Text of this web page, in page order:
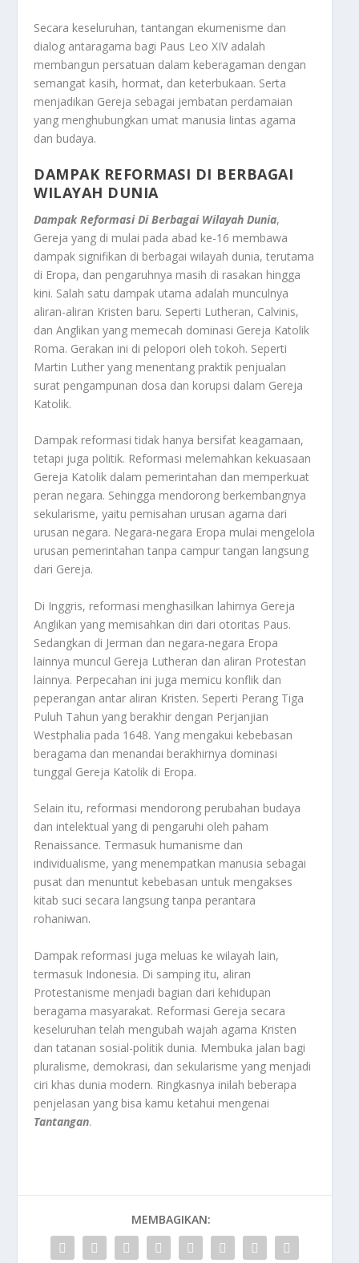
Secara keseluruhan, tantangan ekumenisme dan
dialog antaragama bagi Paus Leo XIV adalah
membangun persatuan dalam keberagaman dengan
semangat kasih, hormat, dan keterbukaan. Serta
menjadikan Gereja sebagai jembatan perdamaian
yang menghubungkan umat manusia lintas agama
dan budaya.
DAMPAK REFORMASI DI BERBAGAI
WILAYAH DUNIA
Dampak Reformasi Di Berbagai Wilayah Dunia,
Gereja yang di mulai pada abad ke-16 membawa
dampak signifikan di berbagai wilayah dunia, terutama
di Eropa, dan pengaruhnya masih di rasakan hingga
kini. Salah satu dampak utama adalah munculnya
aliran-aliran Kristen baru. Seperti Lutheran, Calvinis,
dan Anglikan yang memecah dominasi Gereja Katolik
Roma. Gerakan ini di pelopori oleh tokoh. Seperti
Martin Luther yang menentang praktik penjualan
surat pengampunan dosa dan korupsi dalam Gereja
Katolik.
Dampak reformasi tidak hanya bersifat keagamaan,
tetapi juga politik. Reformasi melemahkan kekuasaan
Gereja Katolik dalam pemerintahan dan memperkuat
peran negara. Sehingga mendorong berkembangnya
sekularisme, yaitu pemisahan urusan agama dari
urusan negara. Negara-negara Eropa mulai mengelola
urusan pemerintahan tanpa campur tangan langsung
dari Gereja.
Di Inggris, reformasi menghasilkan lahirnya Gereja
Anglikan yang memisahkan diri dari otoritas Paus.
Sedangkan di Jerman dan negara-negara Eropa
lainnya muncul Gereja Lutheran dan aliran Protestan
lainnya. Perpecahan ini juga memicu konflik dan
peperangan antar aliran Kristen. Seperti Perang Tiga
Puluh Tahun yang berakhir dengan Perjanjian
Westphalia pada 1648. Yang mengakui kebebasan
beragama dan menandai berakhirnya dominasi
tunggal Gereja Katolik di Eropa.
Selain itu, reformasi mendorong perubahan budaya
dan intelektual yang di pengaruhi oleh paham
Renaissance. Termasuk humanisme dan
individualisme, yang menempatkan manusia sebagai
pusat dan menuntut kebebasan untuk mengakses
kitab suci secara langsung tanpa perantara
rohaniwan.
Dampak reformasi juga meluas ke wilayah lain,
termasuk Indonesia. Di samping itu, aliran
Protestanisme menjadi bagian dari kehidupan
beragama masyarakat. Reformasi Gereja secara
keseluruhan telah mengubah wajah agama Kristen
dan tatanan sosial-politik dunia. Membuka jalan bagi
pluralisme, demokrasi, dan sekularisme yang menjadi
ciri khas dunia modern. Ringkasnya inilah beberapa
penjelasan yang bisa kamu ketahui mengenai
Tantangan.
MEMBAGIKAN: